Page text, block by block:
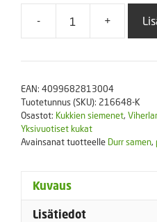
-
Puna-
400
100
määrä
+
EAN: 4099682813004
Tuotetunnus (SKU): 216648-K
Osastot: Kukkien siemenet,
Yksivuotiset kukat
Avainsanat tuotteelle Durr samen,
Kuvaus
Lisätiedot